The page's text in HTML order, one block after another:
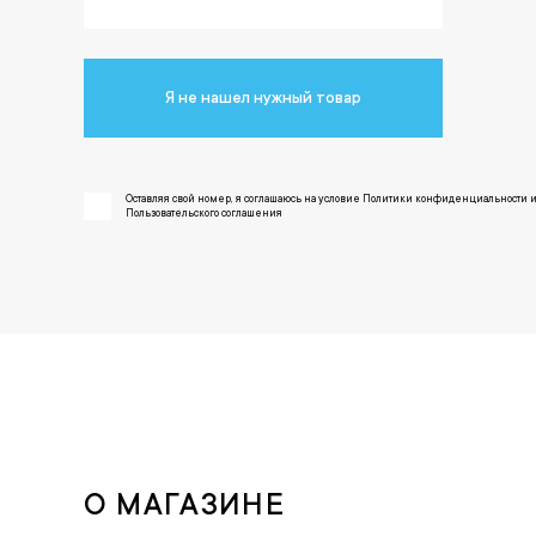
Я не нашел нужный товар
Оставляя свой номер, я соглашаюсь на условие Политики конфиденциальности и
Пользовательского соглашения
О МАГАЗИНЕ